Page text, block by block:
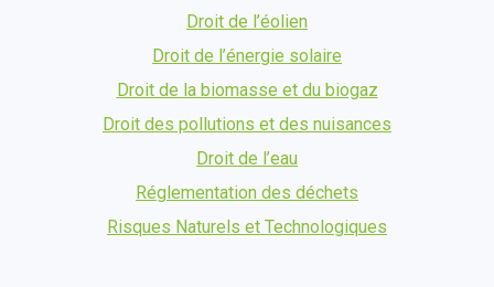
Droit de l’éolien
Droit de l’énergie solaire
Droit de la biomasse et du biogaz
Droit des pollutions et des nuisances
Droit de l’eau
Réglementation des déchets
Risques Naturels et Technologiques